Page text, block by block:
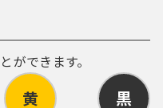
ができます。
黄 黒